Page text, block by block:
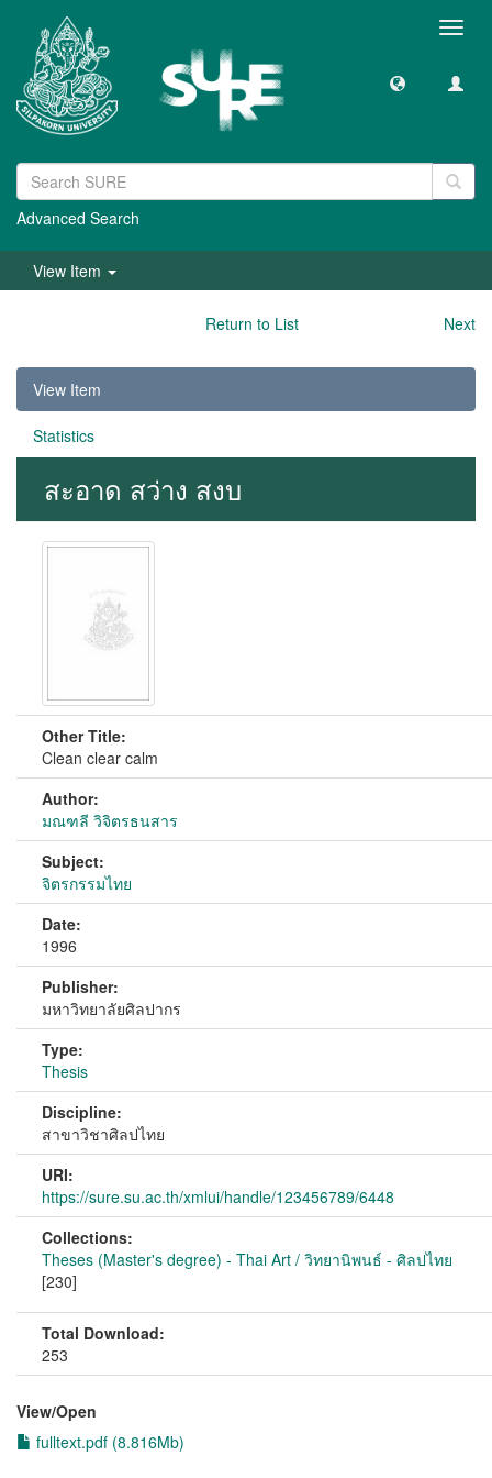
Advanced Search
View Item
Return to List Next
View Item
Statistics
สะอาด สว่าง สงบ
Other Title:
Clean clear calm
Author:
มณฑลี วิจิตรธนสาร
Subject:
จิตรกรรมไทย
Date:
1996
Publisher:
มหาวิทยาลัยศิลปากร
Type:
Thesis
Discipline:
สาขาวิชาศิลปไทย
URI:
https://sure.su.ac.th/xmlui/handle/123456789/6448
Collections:
Theses (Master's degree) - Thai Art / วิทยานิพนธ์ - ศิลปไทย
[230]
Total Download:
253
View/Open
fulltext.pdf (8.816Mb)